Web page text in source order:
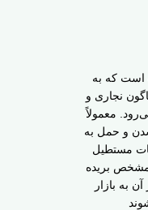
است که به
نجاری و
معمولاً
و حمل به
مستطیل
بریده
به بازار